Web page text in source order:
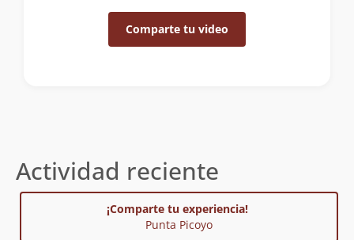
Comparte tu video
Actividad reciente
¡Comparte tu experiencia!
Punta Picoyo